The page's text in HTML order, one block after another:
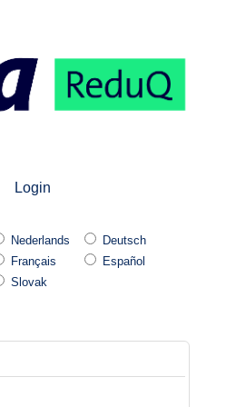
Login
Nederlands
Deutsch
Français
Español
Slovak